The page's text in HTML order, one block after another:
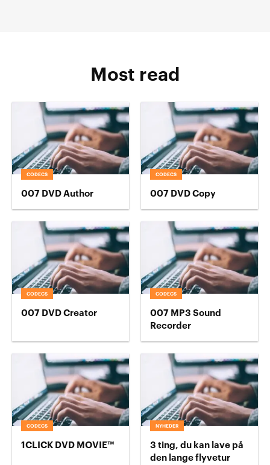
Most read
CODECS
007 DVD Author
CODECS
007 DVD Copy
CODECS
007 DVD Creator
CODECS
007 MP3 Sound
Recorder
CODECS
1CLICK DVD MOVIE™
NYHEDER
3 ting, du kan lave på
den lange flyvetur